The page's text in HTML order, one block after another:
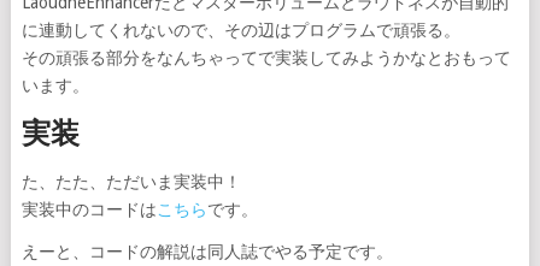
に連動してくれないので、その辺はプログラムで頑張る。
その頑張る部分をなんちゃってで実装してみようかなとおもって
います。
実装
た、たた、ただいま実装中！
実装中のコードはこちらです。
えーと、コードの解説は同人誌でやる予定です。